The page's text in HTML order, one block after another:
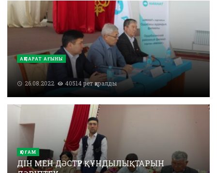
АҚПАРАТ АҒЫНЫ
26.08.2022 40514 рет қаралды
ҚОҒАМ
ДІН МЕН ДӘСТҮР ҚҰНДЫЛЫҚТАРЫН